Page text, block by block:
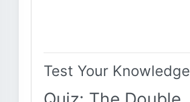
Test Your Knowledge